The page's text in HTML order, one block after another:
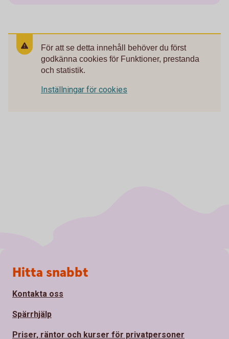
För att se detta innehåll behöver du först
godkänna cookies för Funktioner, prestanda
och statistik.
Inställningar för cookies
Sidfot
Hitta snabbt
Kontakta oss
Spärrhjälp
Priser, räntor och kurser för privatpersoner